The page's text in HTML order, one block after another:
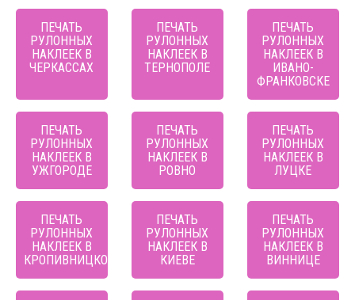
ПЕЧАТЬ
РУЛОННЫХ
НАКЛЕЕК В
ЧЕРКАССАХ
ПЕЧАТЬ
РУЛОННЫХ
НАКЛЕЕК В
ТЕРНОПОЛЕ
ПЕЧАТЬ
РУЛОННЫХ
НАКЛЕЕК В
ИВАНО-
ФРАНКОВСКЕ
ПЕЧАТЬ
РУЛОННЫХ
НАКЛЕЕК В
УЖГОРОДЕ
ПЕЧАТЬ
РУЛОННЫХ
НАКЛЕЕК В
РОВНО
ПЕЧАТЬ
РУЛОННЫХ
НАКЛЕЕК В
ЛУЦКЕ
ПЕЧАТЬ
РУЛОННЫХ
НАКЛЕЕК В
КРОПИВНИЦКОМ
ПЕЧАТЬ
РУЛОННЫХ
НАКЛЕЕК В
КИЕВЕ
ПЕЧАТЬ
РУЛОННЫХ
НАКЛЕЕК В
ВИННИЦЕ